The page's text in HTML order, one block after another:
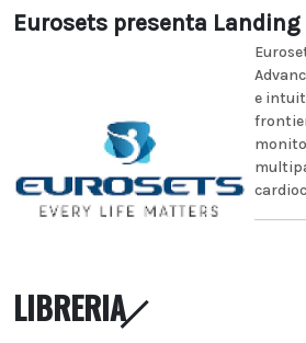
Eurosets presenta Landing
e
LIBRERIA